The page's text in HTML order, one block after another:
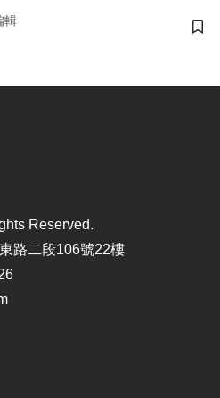
輯
儲
Reserved.
路二段106號22樓